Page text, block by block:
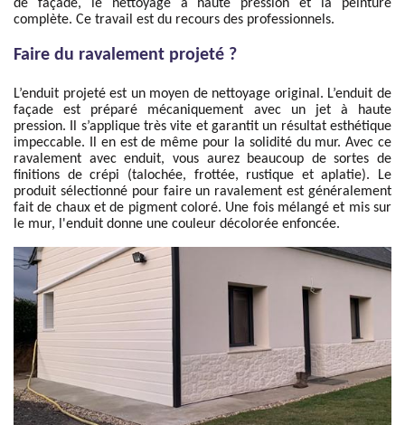
de façade, le nettoyage à haute pression et la peinture
complète. Ce travail est du recours des professionnels.
Faire du ravalement projeté ?
L’enduit projeté est un moyen de nettoyage original. L’enduit de
façade est préparé mécaniquement avec un jet à haute
pression. Il s’applique très vite et garantit un résultat esthétique
impeccable. Il en est de même pour la solidité du mur. Avec ce
ravalement avec enduit, vous aurez beaucoup de sortes de
finitions de crépi (talochée, frottée, rustique et aplatie). Le
produit sélectionné pour faire un ravalement est généralement
fait de chaux et de pigment coloré. Une fois mélangé et mis sur
le mur, l'enduit donne une couleur décolorée enfoncée.